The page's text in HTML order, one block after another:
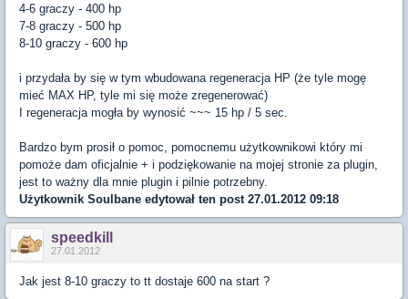
4-6 graczy - 400 hp
7-8 graczy - 500 hp
8-10 graczy - 600 hp
i przydała by się w tym wbudowana regeneracja HP (że tyle mogę
mieć MAX HP, tyle mi się może zregenerować)
I regeneracja mogła by wynosić ~~~ 15 hp / 5 sec.
Bardzo bym prosił o pomoc, pomocnemu użytkownikowi który mi
pomoże dam oficjalnie + i podziękowanie na mojej stronie za plugin,
jest to ważny dla mnie plugin i pilnie potrzebny.
Użytkownik Soulbane edytował ten post 27.01.2012 09:18
speedkill
27.01.2012
Jak jest 8-10 graczy to tt dostaje 600 na start ?